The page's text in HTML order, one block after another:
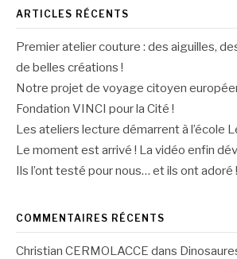
ARTICLES RÉCENTS
Premier atelier couture : des aiguilles,
de belles créations !
Notre projet de voyage citoyen
Fondation VINCI pour la Cité !
Les ateliers lecture démarrent à l’école
Le moment est arrivé ! La vidéo enfin
Ils l’ont testé pour nous… et ils ont adoré !
COMMENTAIRES RÉCENTS
Christian CERMOLACCE dans